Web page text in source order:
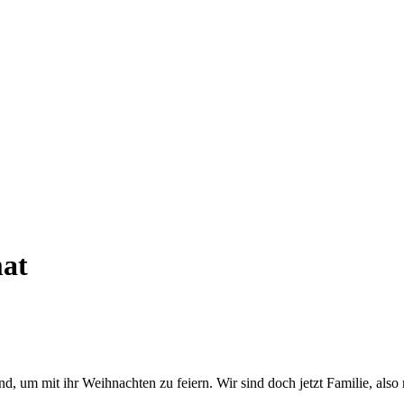
um mit ihr Weihnachten zu feiern. Wir sind doch jetzt Familie,